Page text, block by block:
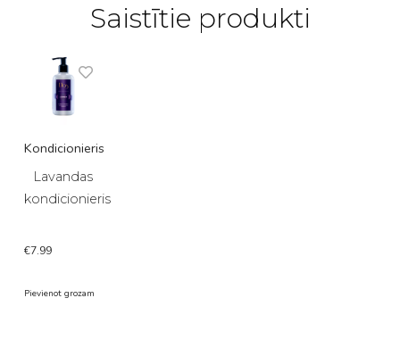
Saistītie produkti
Kondicionieris
Lavandas
kondicionieris
€7.99
Pievienot grozam